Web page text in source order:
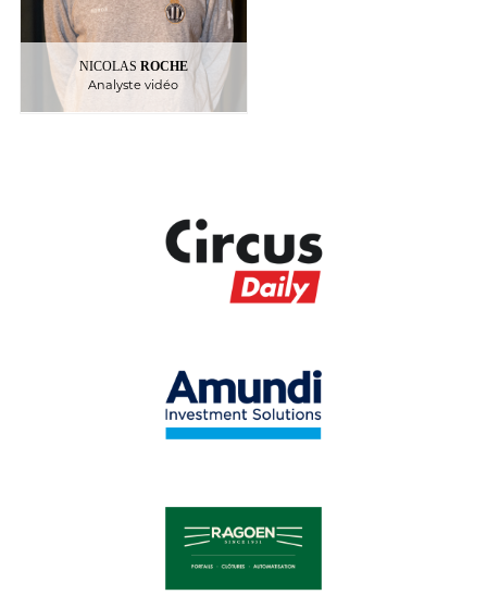
NICOLAS ROCHE
Analyste vidéo